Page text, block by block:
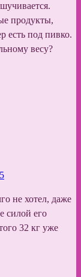
продукты,
есть под пивко.
весу?
не хотел, даже
силой его
32 кг уже